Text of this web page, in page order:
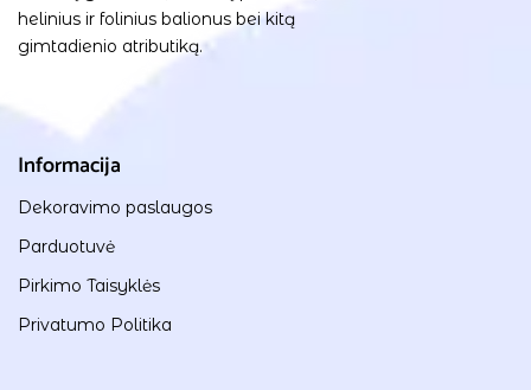
helinius ir folinius balionus bei kitą
gimtadienio atributiką.
Informacija
Dekoravimo paslaugos
Parduotuvė
Pirkimo Taisyklės
Privatumo Politika